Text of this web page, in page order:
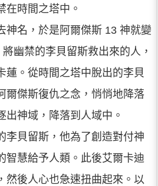
在時間之塔中。
神名，於是阿爾傑斯 13 神就變
幽禁的李貝留斯救出來的人，
蓮。從時間之塔中脫出的李貝
爾傑斯復仇之念，悄悄地降落
出神域，降落到人域中。
李貝留斯，他為了創造對付神
智慧給予人類。此後艾爾卡迪
然後人心也急速扭曲起來。以